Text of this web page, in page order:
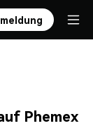
Phemex